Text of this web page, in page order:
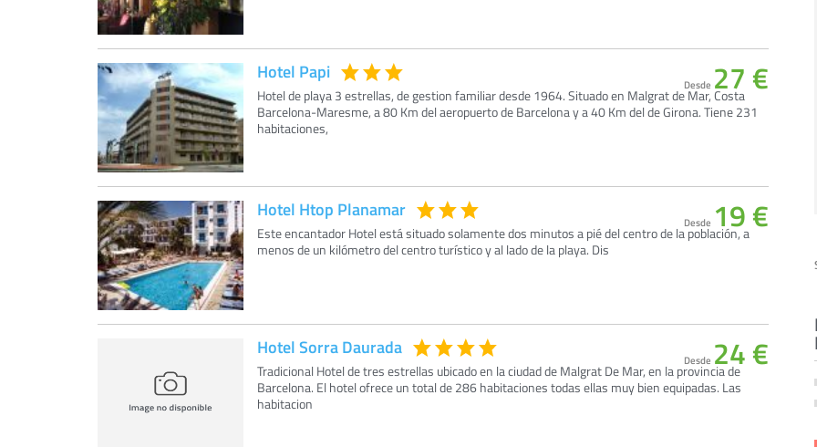
Hotel Papi
Hotel de playa 3 estrellas, de gestion familiar desde 1964. Situado en Malgrat de Mar, Costa
Barcelona-Maresme, a 80 Km del aeropuerto de Barcelona y a 40 Km del de Girona. Tiene 231
habitaciones,
Desde 27 €
Hotel Htop Planamar
Este encantador Hotel está situado solamente dos minutos a pié del centro de la población, a
menos de un kilómetro del centro turístico y al lado de la playa. Dis
Desde 19 €
Hotel Sorra Daurada
Tradicional Hotel de tres estrellas ubicado en la ciudad de Malgrat De Mar, en la provincia de
Barcelona. El hotel ofrece un total de 286 habitaciones todas ellas muy bien equipadas. Las
habitacion
Desde 24 €